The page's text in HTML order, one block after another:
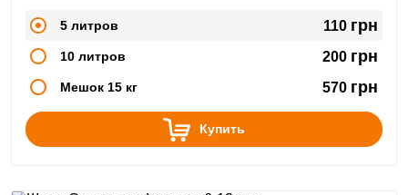
популярностью у большинства мясокомбинатов.
5 литров 110 грн
10 литров 200 грн
Мешок 15 кг 570 грн
Купить